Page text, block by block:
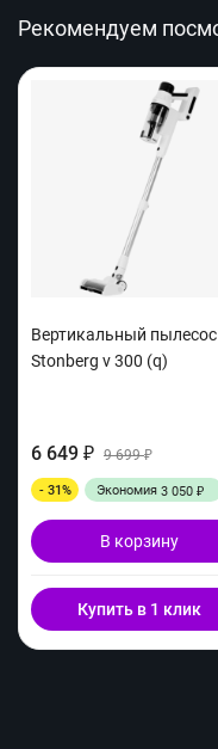
Рекомендуем
Вертикальный пылесос
Stonberg v 300 (q)
6 649 ₽ 9 699₽
- 31% Экономия 3 050 ₽
В корзину
Купить в 1 клик